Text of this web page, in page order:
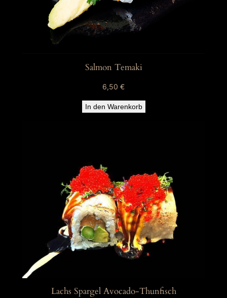
Salmon Temaki
6,50 €
In den Warenkorb
Lachs Spargel Avocado-Thunfisch